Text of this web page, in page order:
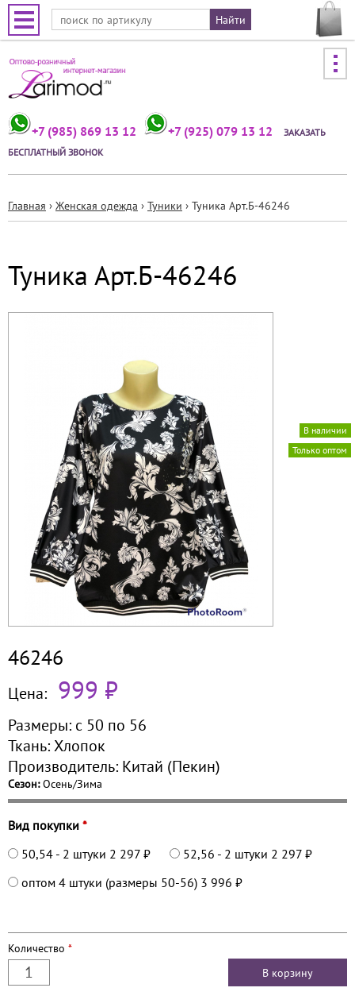
Jump to navigation
+7 (985) 869 13 12 +7 (925) 079 13 12
ЗАКАЗАТЬ
БЕСПЛАТНЫЙ ЗВОНОК
здесь
Главная › Женская одежда › Туники › Туника Арт.Б-46246
Туника Арт.Б-46246
Только оптом
В наличии
46246
Цена: 999 ₽
Размеры: с 50 по 56
Ткань:Хлопок
Производитель: Китай (Пекин)
Сезон:Осень/Зима
Вид покупки *
50,54 - 2 штуки 2 297 ₽ 52,56 - 2 штуки 2 297 ₽
оптом 4 штуки (размеры 50-56) 3 996 ₽
Количество *